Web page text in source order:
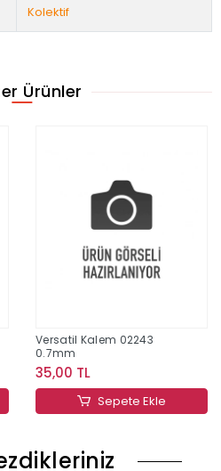
Kolektif
Ürünler
Versatil Kalem 02243
0.7mm
35,00 TL
Sepete Ekle